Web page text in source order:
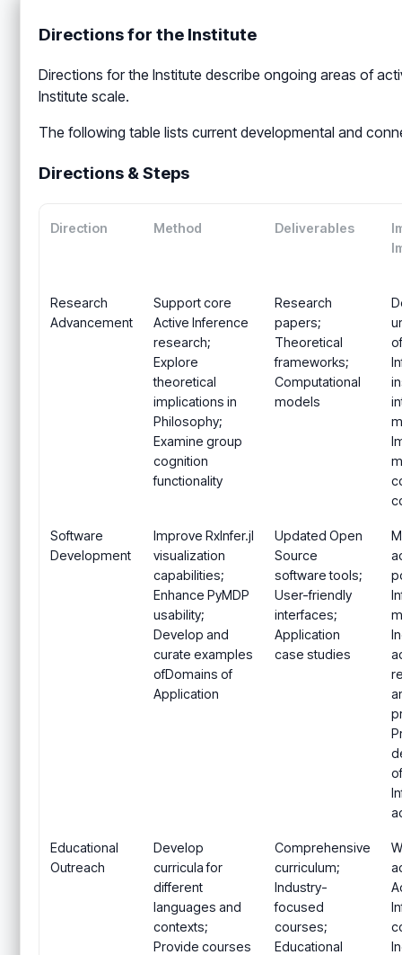
Directions for the Institute
Directions for the Institute describe ongoing areas of
Institute scale.
The following table lists current developmental and
Directions & Steps
Direction Method Deliverables
Research
Advancement
Support core
Active Inference
research;
Explore
theoretical
implications in
Philosophy;
Examine group
cognition
functionality
Research
papers;
Theoretical
frameworks;
Computational
models
Software
Development
Improve RxInfer.jl
visualization
capabilities;
Enhance PyMDP
usability;
Develop and
curate examples
ofDomains of
Application
Updated Open
Source
software tools;
User-friendly
interfaces;
Application
case studies
Educational
Outreach
Develop
curricula for
different
languages and
contexts;
Provide courses
Comprehensive
curriculum;
Industry-
focused
courses;
Educational